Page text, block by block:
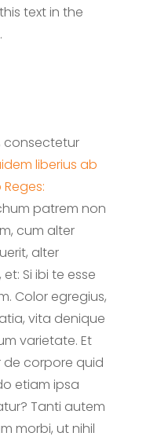
text in the
consectetur
liberius ab
patrem non
cum alter
alter
Si ibi te esse
Color egregius,
vita denique
varietate. Et
corpore quid
etiam ipsa
Tanti autem
morbi, ut nihil